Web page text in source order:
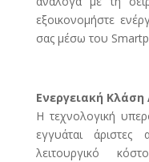
εξοικονομήστε
σας μέσω του
Ενεργειακή Κλάση
Η τεχνολογική
εγγυάται
λειτουργικό